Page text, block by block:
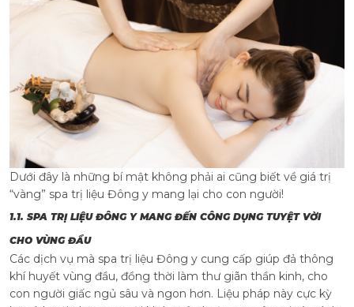
Dưới đây là những bí mật không phải ai cũng biết về giá trị
“vàng” spa trị liệu Đông y mang lại cho con người!
1.1. SPA TRỊ LIỆU ĐÔNG Y MANG ĐẾN CÔNG DỤNG TUYỆT VỜI
CHO VÙNG ĐẦU
Các dịch vụ mà spa trị liệu Đông y cung cấp giúp đả thông
khí huyết vùng đầu, đồng thời làm thư giãn thần kinh, cho
con người giấc ngủ sâu và ngon hơn. Liệu pháp này cực kỳ